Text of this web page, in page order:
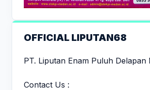
OFFICIAL LIPUTAN68
PT. Liputan Enam Puluh Delapan
Contact Us :